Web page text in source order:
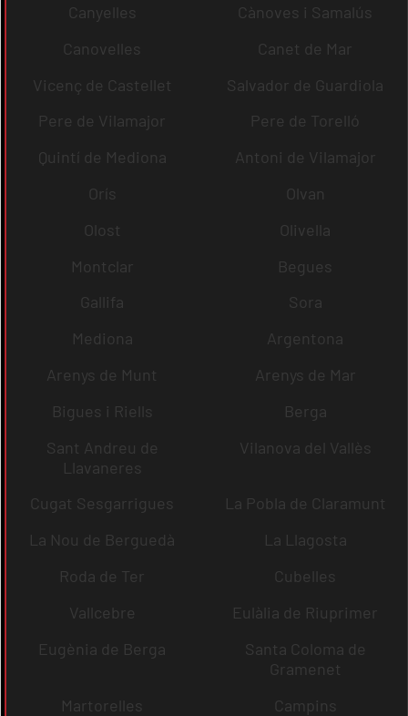
Canyelles
Cànoves i Samalús
Canovelles
Canet de Mar
Vicenç de Castellet
Salvador de Guardiola
Pere de Vilamajor
Pere de Torelló
Quintí de Mediona
Antoni de Vilamajor
Orís
Olvan
Olost
Olivella
Montclar
Begues
Gallifa
Sora
Mediona
Argentona
Arenys de Munt
Arenys de Mar
Bigues i Riells
Berga
Sant Andreu de
Llavaneres
Vilanova del Vallès
Cugat Sesgarrigues
La Pobla de Claramunt
La Nou de Berguedà
La Llagosta
Roda de Ter
Cubelles
Vallcebre
Eulàlia de Riuprimer
Eugènia de Berga
Santa Coloma de
Gramenet
Martorelles
Campins